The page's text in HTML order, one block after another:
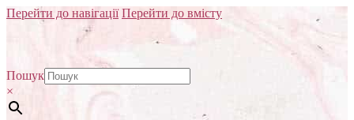
Перейти до навігації Перейти до вмісту
Пошук
×